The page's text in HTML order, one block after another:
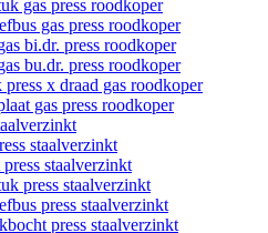
gas press roodkoper
gas press roodkoper
bi.dr. press roodkoper
bu.dr. press roodkoper
press x draad gas roodkoper
gas press roodkoper
staalverzinkt
staalverzinkt
press staalverzinkt
press staalverzinkt
press staalverzinkt